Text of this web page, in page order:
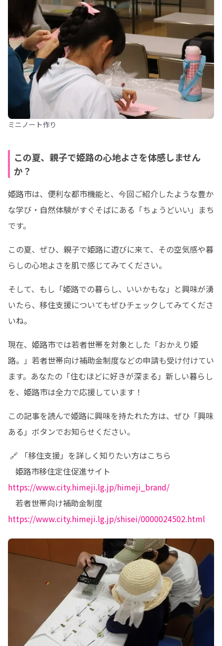
ミニノート作り
この夏、親子で姫路の心地よさを体感しません
か？
姫路市は、便利な都市機能と、今回ご紹介したような豊か
な学び・自然体験がすぐそばにある「ちょうどいい」まち
です。
この夏、ぜひ、親子で姫路に遊びに来て、その空気感や暮
らしの心地よさを肌で感じてみてください。
そして、もし「姫路での暮らし、いいかもな」と興味が湧
いたら、移住支援についてもぜひチェックしてみてくださ
いね。
現在、姫路市では若者世帯を対象とした「おかえり姫
路。」若者世帯向け補助金制度などの申請も受け付けてい
ます。あなたの「住むほどに好きが深まる」新しい暮らし
を、姫路市は全力で応援しています！
この記事を読んで姫路に興味を持たれた方は、ぜひ「興味
ある」ボタンでお知らせください。
https://www.city.himeji.lg.jp/himeji_brand/
https://www.city.himeji.lg.jp/shisei/0000024502.html